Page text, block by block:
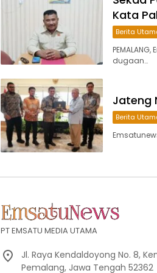
Kata
Berita
dugaan…
Jateng
Berita
PT EMSATU MEDIA UTAMA
Jl. Raya Kendaldoyong No. 8,
Pemalang, Jawa Tengah 52362